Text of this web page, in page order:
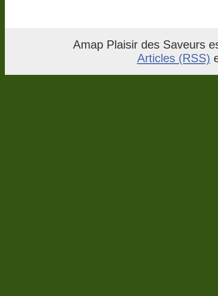
Amap Plaisir des Saveurs
Articles (RSS)